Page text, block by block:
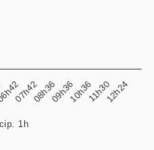
1h
07h4208h3609h3610h3611h3012h24